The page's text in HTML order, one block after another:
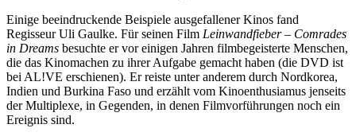
Einige beeindruckende Beispiele ausgefallener Kinos fand
Regisseur Uli Gaulke. Für seinen Film Leinwandfieber – Comrades
in Dreams besuchte er vor einigen Jahren filmbegeisterte Menschen,
die das Kinomachen zu ihrer Aufgabe gemacht haben (die DVD ist
bei AL!VE erschienen). Er reiste unter anderem durch Nordkorea,
Indien und Burkina Faso und erzählt vom Kinoenthusiamus jenseits
der Multiplexe, in Gegenden, in denen Filmvorführungen noch ein
Ereignis sind.